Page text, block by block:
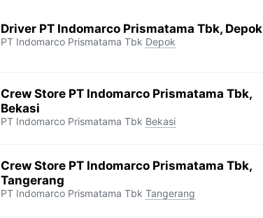
e
r
A
i
Driver PT Indomarco Prismatama Tbk, Depok
PT Indomarco Prismatama Tbk Depok
Crew Store PT Indomarco Prismatama Tbk,
Bekasi
PT Indomarco Prismatama Tbk Bekasi
Crew Store PT Indomarco Prismatama Tbk,
Tangerang
PT Indomarco Prismatama Tbk Tangerang